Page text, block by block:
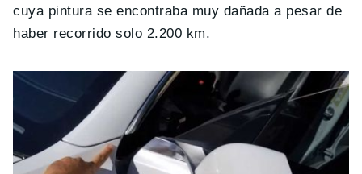
cuya pintura se encontraba muy dañada a pesar de
haber recorrido solo 2.200 km.